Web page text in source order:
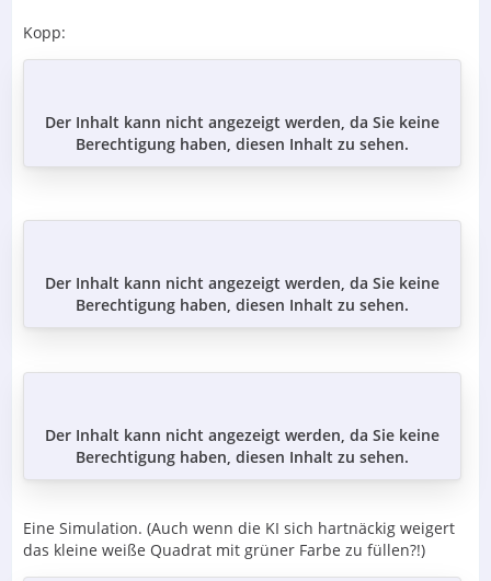
Kopp:
Der Inhalt kann nicht angezeigt werden, da Sie keine
Berechtigung haben, diesen Inhalt zu sehen.
Der Inhalt kann nicht angezeigt werden, da Sie keine
Berechtigung haben, diesen Inhalt zu sehen.
Der Inhalt kann nicht angezeigt werden, da Sie keine
Berechtigung haben, diesen Inhalt zu sehen.
Eine Simulation. (Auch wenn die KI sich hartnäckig weigert
das kleine weiße Quadrat mit grüner Farbe zu füllen?!)